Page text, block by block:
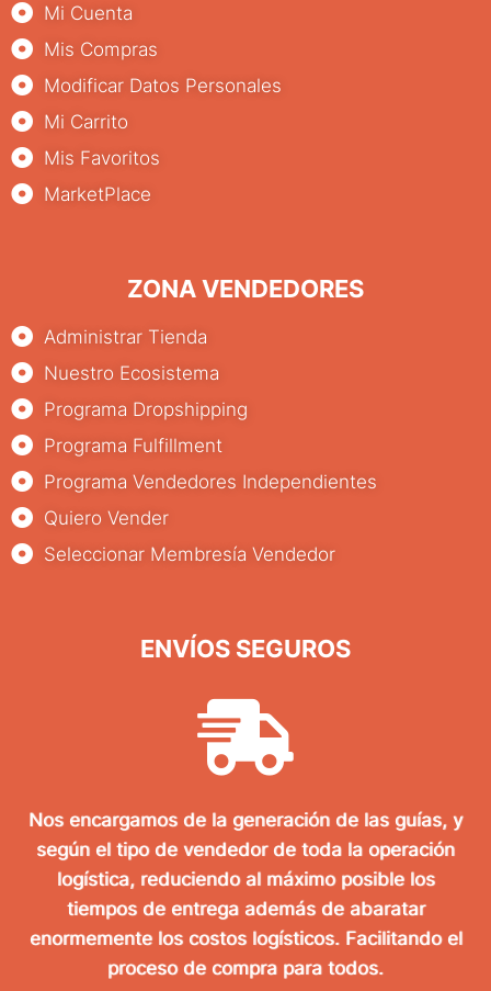
Mi Cuenta
Mis Compras
Modificar Datos Personales
Mi Carrito
Mis Favoritos
MarketPlace
ZONA VENDEDORES
Administrar Tienda
Nuestro Ecosistema
Programa Dropshipping
Programa Fulfillment
Programa Vendedores Independientes
Quiero Vender
Seleccionar Membresía Vendedor
ENVÍOS SEGUROS
Nos encargamos de la generación de las guías, y
según el tipo de vendedor de toda la operación
logística, reduciendo al máximo posible los
tiempos de entrega además de abaratar
enormemente los costos logísticos. Facilitando el
proceso de compra para todos.